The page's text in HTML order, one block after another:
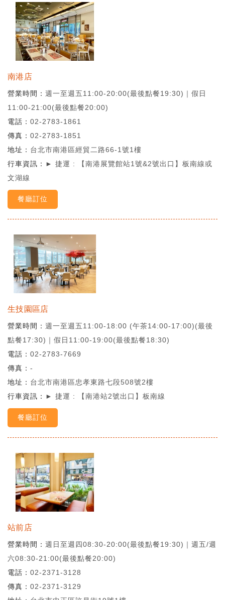
南港店
營業時間
週一至週五11:00-20:00(最後點餐19:30)｜假日
11:00-21:00(最後點餐20:00)
電話
02-2783-1861
傳真
02-2783-1851
地址
台北市南港區經貿二路66-1號1樓
行車資訊
► 捷運 : 【南港展覽館站1號&2號出口】板南線或
文湖線
餐廳訂位
生技園區店
營業時間
週一至週五11:00-18:00 (午茶14:00-17:00)(最後
點餐17:30)｜假日11:00-19:00(最後點餐18:30)
電話
02-2783-7669
傳真
-
地址
台北市南港區忠孝東路七段508號2樓
行車資訊
► 捷運 : 【南港站2號出口】板南線
餐廳訂位
站前店
營業時間
週日至週四08:30-20:00(最後點餐19:30)｜週五/週
六08:30-21:00(最後點餐20:00)
電話
02-2371-3128
傳真
02-2371-3129